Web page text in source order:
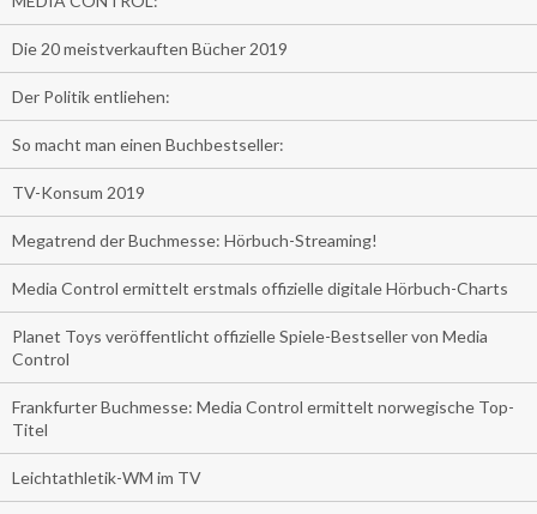
Die 20 meistverkauften Bücher 2019
Der Politik entliehen:
So macht man einen Buchbestseller:
TV-Konsum 2019
Megatrend der Buchmesse: Hörbuch-Streaming!
Media Control ermittelt erstmals offizielle digitale Hörbuch-Charts
Planet Toys veröffentlicht offizielle Spiele-Bestseller von Media
Control
Frankfurter Buchmesse: Media Control ermittelt norwegische Top-
Titel
Leichtathletik-WM im TV